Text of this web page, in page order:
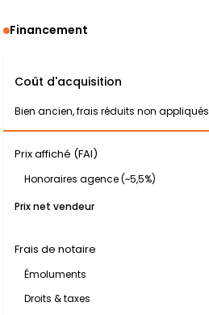
Financement
Coût d'acquisition
Bien ancien, frais réduits non appliqués
Prix affiché (FAI)
Honoraires agence (~5,5%)
Prix net vendeur
Frais de notaire
Émoluments
Droits & taxes